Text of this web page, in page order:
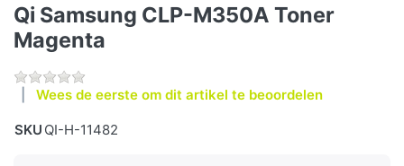
Qi Samsung CLP-M350A Toner
Magenta
Wees de eerste om dit artikel te beoordelen
SKU QI-H-11482